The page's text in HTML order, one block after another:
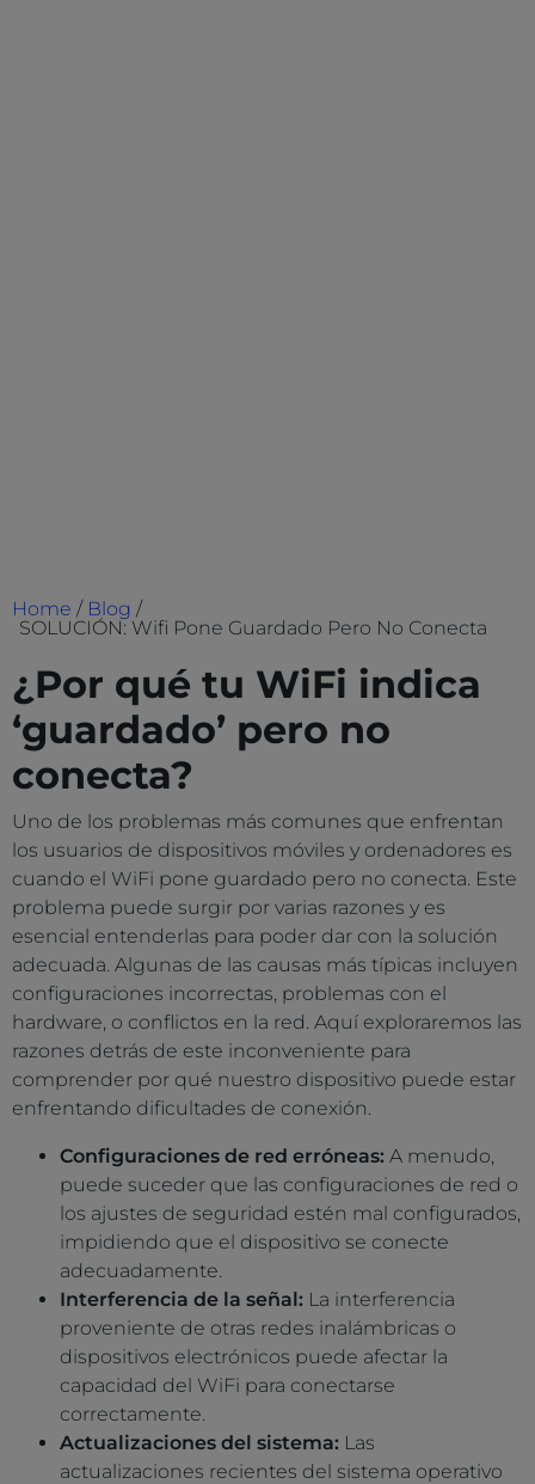
Home / Blog /
SOLUCIÓN: Wifi Pone Guardado Pero No Conecta
¿Por qué tu WiFi indica
‘guardado’ pero no
conecta?
Uno de los problemas más comunes que enfrentan
los usuarios de dispositivos móviles y ordenadores es
cuando el WiFi pone guardado pero no conecta. Este
problema puede surgir por varias razones y es
esencial entenderlas para poder dar con la solución
adecuada. Algunas de las causas más típicas incluyen
configuraciones incorrectas, problemas con el
hardware, o conflictos en la red. Aquí exploraremos las
razones detrás de este inconveniente para
comprender por qué nuestro dispositivo puede estar
enfrentando dificultades de conexión.
Configuraciones de red erróneas: A menudo,
puede suceder que las configuraciones de red o
los ajustes de seguridad estén mal configurados,
impidiendo que el dispositivo se conecte
adecuadamente.
Interferencia de la señal: La interferencia
proveniente de otras redes inalámbricas o
dispositivos electrónicos puede afectar la
capacidad del WiFi para conectarse
correctamente.
Actualizaciones del sistema: Las
actualizaciones recientes del sistema operativo